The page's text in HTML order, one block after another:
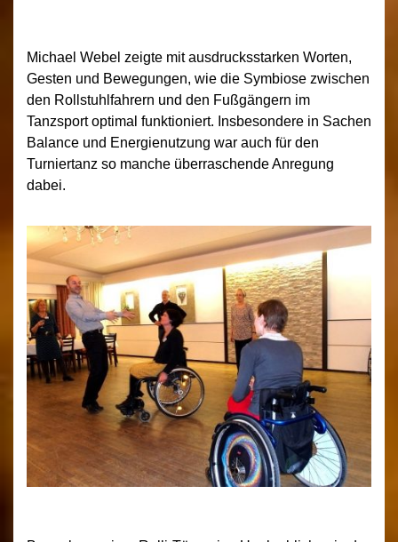
Michael Webel zeigte mit ausdrucksstarken Worten,
Gesten und Bewegungen, wie die Symbiose zwischen
den Rollstuhlfahrern und den Fußgängern im
Tanzsport optimal funktioniert. Insbesondere in Sachen
Balance und Energienutzung war auch für den
Turniertanz so manche überraschende Anregung
dabei.